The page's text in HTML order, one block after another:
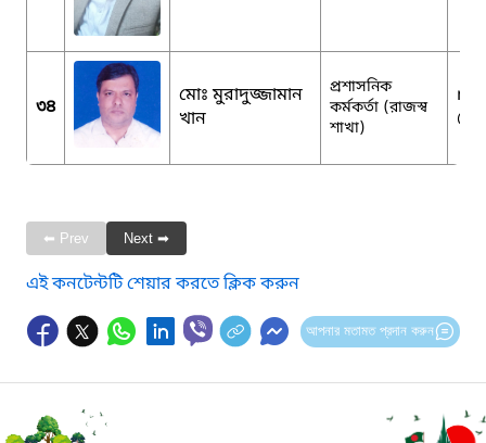
৩৪
মোঃ মুরাদুজ্জামান
খান
প্রশাসনিক
কর্মকর্তা (রাজস্ব
শাখা)
⬅ Prev Next ➡
এই কনটেন্টটি শেয়ার করতে ক্লিক করুন
আপনার মতামত প্রদান করুন